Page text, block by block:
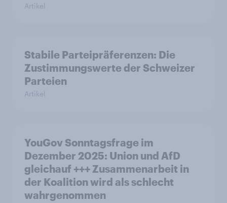
Artikel
Stabile Parteipräferenzen: Die
Zustimmungswerte der Schweizer
Parteien
Artikel
YouGov Sonntagsfrage im
Dezember 2025: Union und AfD
gleichauf +++ Zusammenarbeit in
der Koalition wird als schlecht
wahrgenommen